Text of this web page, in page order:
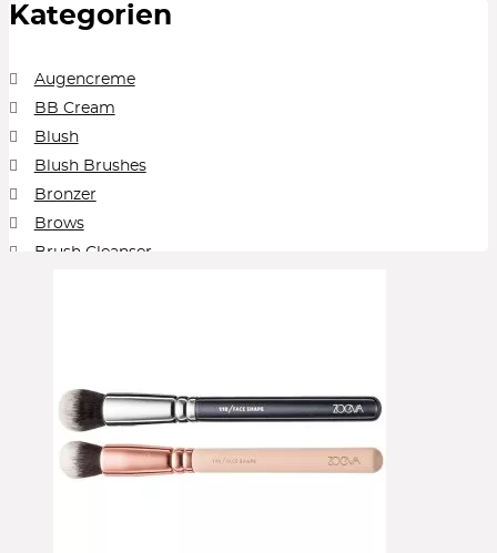
Dr. Jart+
Giorgio Armani Beauty
Loni Baur
Manucurist
Susanne Kaufmann
Und Gretel
Kategorien
Augencreme
BB Cream
Blush
Blush Brushes
Bronzer
Brows
Brush Cleanser
Cream Blush
Cream Foundation
Cream Shadow
Eye Pencil